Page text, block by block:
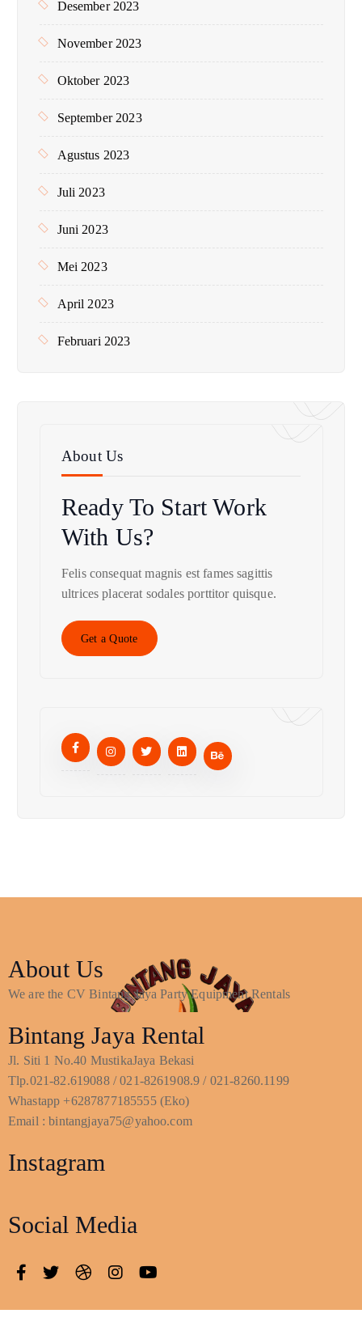
Desember 2023
November 2023
Oktober 2023
September 2023
Agustus 2023
Juli 2023
Juni 2023
Mei 2023
April 2023
Februari 2023
About Us
Ready To StartWork
With Us?
Felis consequat magnis est fames sagittis
ultrices placerat sodales porttitor quisque.
Get a Quote
About Us
We are the CV Bintang Jaya Party Equipment Rentals
Bintang Jaya Rental
Jl. Siti 1 No.40 MustikaJaya Bekasi
Tlp.021-82.619088 / 021-8261908.9 / 021-8260.1199
Whastapp +6287877185555 (Eko)
Email : bintangjaya75@yahoo.com
Instagram
Social Media
© 2023 Pusat Sewa Alat Event Terms and Conditions